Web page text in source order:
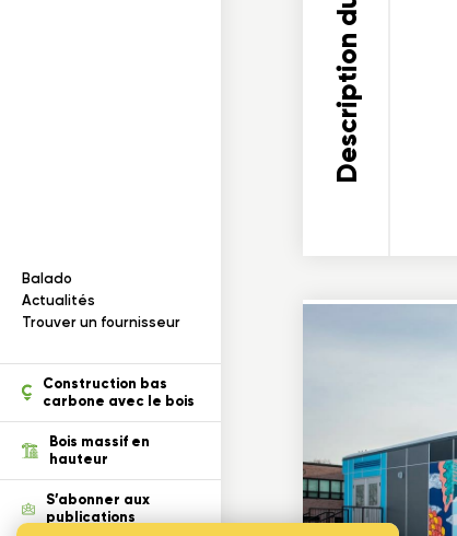
Balado
Actualités
Trouver un fournisseur
Construction bas
carbone avec le bois
Bois massif en
hauteur
S’abonner aux
publications
des renseignements
s